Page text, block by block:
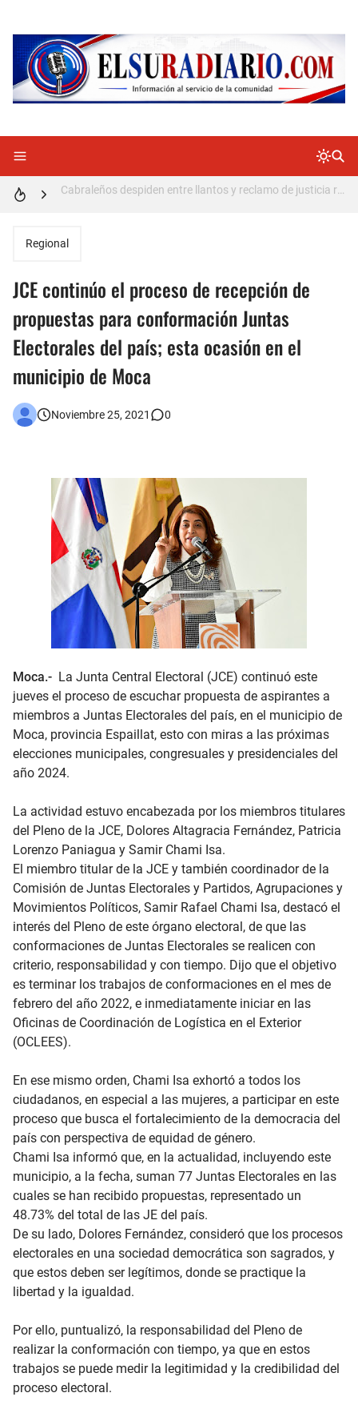
Detienen policía con presunta cocaína en Barahona
Cabraleños despiden entre llantos y reclamo de justicia restos mortales de Yasmel
Distrito Educativo 01-04 de Cabral Cancela a mas de 120 empleados; incluyendo una mujer Embarazada
Regional
JCE continúo el proceso de recepción de
propuestas para conformación Juntas
Electorales del país; esta ocasión en el
municipio de Moca
Noviembre 25, 2021 0
Moca.- La Junta Central Electoral (JCE) continuó este
jueves el proceso de escuchar propuesta de aspirantes a
miembros a Juntas Electorales del país, en el municipio de
Moca, provincia Espaillat, esto con miras a las próximas
elecciones municipales, congresuales y presidenciales del
año 2024.
La actividad estuvo encabezada por los miembros titulares
del Pleno de la JCE, Dolores Altagracia Fernández, Patricia
Lorenzo Paniagua y Samir Chami Isa.
El miembro titular de la JCE y también coordinador de la
Comisión de Juntas Electorales y Partidos, Agrupaciones y
Movimientos Políticos, Samir Rafael Chami Isa, destacó el
interés del Pleno de este órgano electoral, de que las
conformaciones de Juntas Electorales se realicen con
criterio, responsabilidad y con tiempo. Dijo que el objetivo
es terminar los trabajos de conformaciones en el mes de
febrero del año 2022, e inmediatamente iniciar en las
Oficinas de Coordinación de Logística en el Exterior
(OCLEES).
En ese mismo orden, Chami Isa exhortó a todos los
ciudadanos, en especial a las mujeres, a participar en este
proceso que busca el fortalecimiento de la democracia del
país con perspectiva de equidad de género.
Chami Isa informó que, en la actualidad, incluyendo este
municipio, a la fecha, suman 77 Juntas Electorales en las
cuales se han recibido propuestas, representado un
48.73% del total de las JE del país.
De su lado, Dolores Fernández, consideró que los procesos
electorales en una sociedad democrática son sagrados, y
que estos deben ser legítimos, donde se practique la
libertad y la igualdad.
Por ello, puntualizó, la responsabilidad del Pleno de
realizar la conformación con tiempo, ya que en estos
trabajos se puede medir la legitimidad y la credibilidad del
proceso electoral.